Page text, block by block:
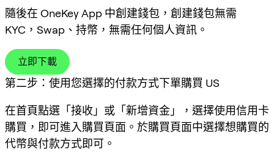
隨後在 OneKey App 中創建錢包，創建錢包無需
KYC，Swap、持幣，無需任何個人資訊。
立即下載
第二步：使用您選擇的付款方式下單購買 US
在首頁點選「接收」或「新增資金」，選擇使用信用卡
購買，即可進入購買頁面。於購買頁面中選擇想購買的
代幣與付款方式即可。